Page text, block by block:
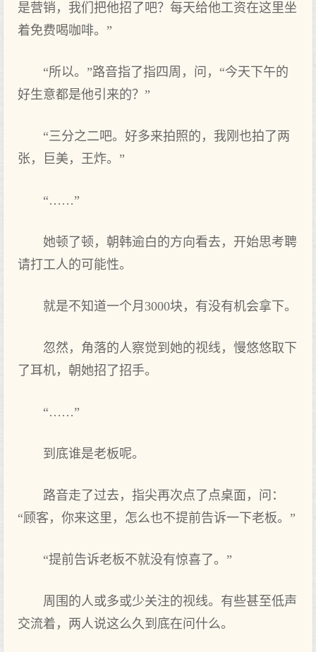
是营销，我们把他招了吧？每天给他工资在这里坐
着免费喝咖啡。”
“所以。”路音指了指四周，问，“今天下午的
好生意都是他引来的？”
“三分之二吧。好多来拍照的，我刚也拍了两
张，巨美，王炸。”
“……”
她顿了顿，朝韩逾白的方向看去，开始思考聘
请打工人的可能性。
就是不知道一个月3000块，有没有机会拿下。
忽然，角落的人察觉到她的视线，慢悠悠取下
了耳机，朝她招了招手。
“……”
到底谁是老板呢。
路音走了过去，指尖再次点了点桌面，问：
“顾客，你来这里，怎么也不提前告诉一下老板。”
“提前告诉老板不就没有惊喜了。”
周围的人或多或少关注的视线。有些甚至低声
交流着，两人说这么久到底在问什么。